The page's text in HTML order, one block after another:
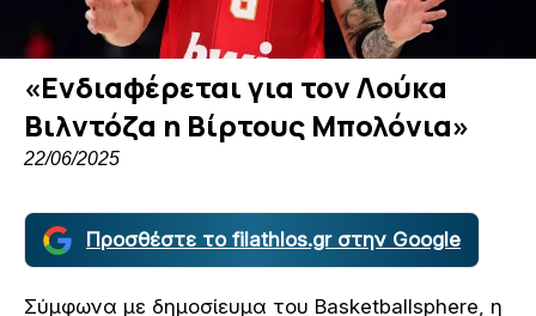
«Ενδιαφέρεται για τον Λούκα
Βιλντόζα η Βίρτους Μπολόνια»
22/06/2025
Προσθέστε το filathlos.gr στην Google
Σύμφωνα με δημοσίευμα του Basketballsphere, η